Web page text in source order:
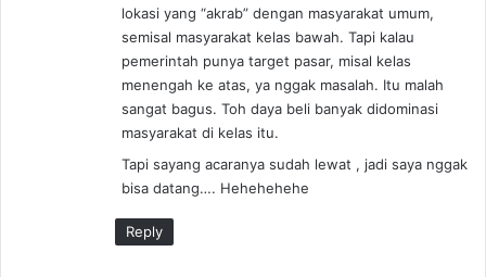
lokasi yang “akrab” dengan masyarakat umum,
semisal masyarakat kelas bawah. Tapi kalau
pemerintah punya target pasar, misal kelas
menengah ke atas, ya nggak masalah. Itu malah
sangat bagus. Toh daya beli banyak didominasi
masyarakat di kelas itu.
Tapi sayang acaranya sudah lewat , jadi saya nggak
bisa datang…. Hehehehehe
Reply